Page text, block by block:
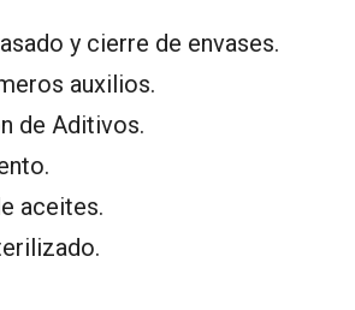
y cierre de envases.
auxilios.
de Aditivos.
aceites.